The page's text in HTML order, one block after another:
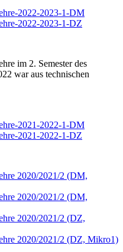
2022-2023-1-DM
2022-2023-1-DZ
im 2. Semester des
war aus technischen
2021-2022-1-DM
2021-2022-1-DZ
2020/2021/2 (DM,
2020/2021/2 (DM,
2020/2021/2 (DZ,
2020/2021/2 (DZ, Mikro1)